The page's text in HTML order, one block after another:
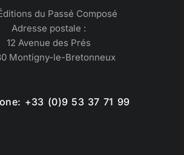
du Passé Composé
Adresse postale :
12 Avenue des Prés
Montigny-le-Bretonneux
+33 (0)9 53 37 71 99